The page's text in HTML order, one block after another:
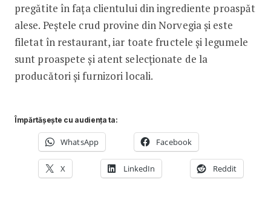
pregătite în fața clientului din ingrediente proaspăt
alese. Peștele crud provine din Norvegia și este
filetat în restaurant, iar toate fructele și legumele
sunt proaspete și atent selecționate de la
producători și furnizori locali.
Împărtășește cu audiența ta:
WhatsApp Facebook
X LinkedIn Reddit